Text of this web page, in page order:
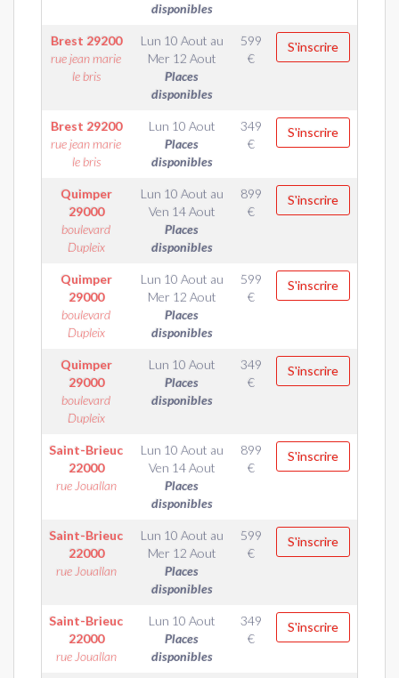
disponibles
Brest 29200
rue jean marie
le bris
Lun 10 Aout au
Mer 12 Aout
Places
disponibles
599
€
S'inscrire
Brest 29200
rue jean marie
le bris
Lun 10 Aout
Places
disponibles
349
€
S'inscrire
Quimper
29000
boulevard
Dupleix
Lun 10 Aout au
Ven 14 Aout
Places
disponibles
899
€
S'inscrire
Quimper
29000
boulevard
Dupleix
Lun 10 Aout au
Mer 12 Aout
Places
disponibles
599
€
S'inscrire
Quimper
29000
boulevard
Dupleix
Lun 10 Aout
Places
disponibles
349
€
S'inscrire
Saint-Brieuc
22000
rue Jouallan
Lun 10 Aout au
Ven 14 Aout
Places
disponibles
899
€
S'inscrire
Saint-Brieuc
22000
rue Jouallan
Lun 10 Aout au
Mer 12 Aout
Places
disponibles
599
€
S'inscrire
Saint-Brieuc
22000
rue Jouallan
Lun 10 Aout
Places
disponibles
349
€
S'inscrire